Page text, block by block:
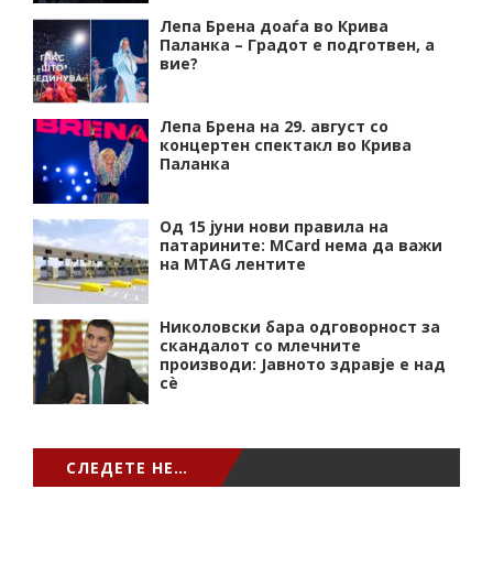
Лепа Брена доаѓа во Крива
Паланка – Градот е подготвен, а
вие?
Лепа Брена на 29. август со
концертен спектакл во Крива
Паланка
Од 15 јуни нови правила на
патарините: MCard нема да важи
на MTAG лентите
Николовски бара одговорност за
скандалот со млечните
производи: Јавното здравје е над
сѐ
СЛЕДЕТЕ НЕ…